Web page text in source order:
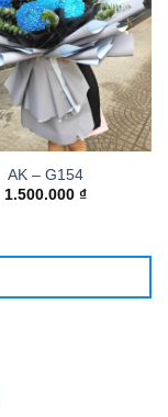
AK – G154
1.500.000 ₫